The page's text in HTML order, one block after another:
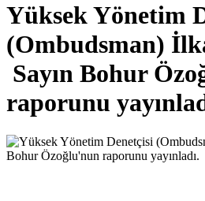
Yüksek Yönetim
(Ombudsman)
Sayın Bohur
raporunu